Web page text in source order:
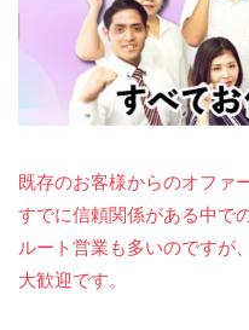
既存のお客様からのオファ
すでに信頼関係がある中で
ルート営業も多いのですが
大歓迎です。